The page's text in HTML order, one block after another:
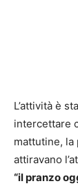
L’attività è
intercettare
mattutine, la
attiravano
“il pranzo